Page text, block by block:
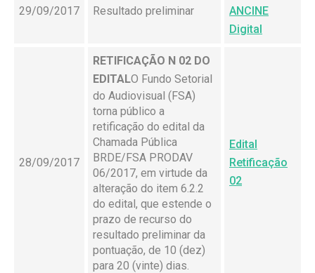
29/09/2017 Resultado preliminar
ANCINE
Digital
28/09/2017
RETIFICAÇÃO N 02 DO
EDITALO Fundo Setorial
do Audiovisual (FSA)
torna público a
retificação do edital da
Chamada Pública
BRDE/FSA PRODAV
06/2017, em virtude da
alteração do item 6.2.2
do edital, que estende o
prazo de recurso do
resultado preliminar da
pontuação, de 10 (dez)
para 20 (vinte) dias.
Edital
Retificação
02